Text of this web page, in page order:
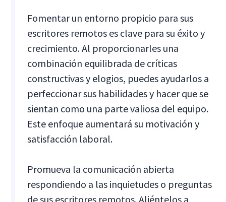
Fomentar un entorno propicio para sus
escritores remotos es clave para su éxito y
crecimiento. Al proporcionarles una
combinación equilibrada de críticas
constructivas y elogios, puedes ayudarlos a
perfeccionar sus habilidades y hacer que se
sientan como una parte valiosa del equipo.
Este enfoque aumentará su motivación y
satisfacción laboral.
Promueva la comunicación abierta
respondiendo a las inquietudes o preguntas
de sus escritores remotos. Aliéntelos a